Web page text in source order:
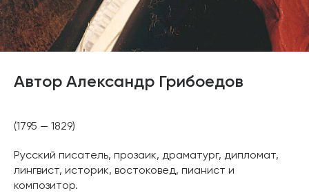
Автор Александр Грибоедов
(1795 — 1829)
Русский писатель, прозаик, драматург, дипломат,
лингвист, историк, востоковед, пианист и
композитор.